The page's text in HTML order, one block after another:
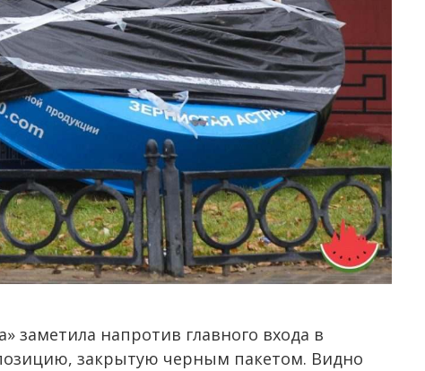
заметила напротив главного входа в
закрытую черным пакетом. Видно